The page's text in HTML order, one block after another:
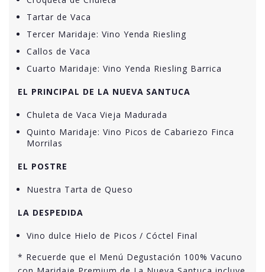
Tartar de Vaca
Tercer Maridaje: Vino Yenda Riesling
Callos de Vaca
Cuarto Maridaje: Vino Yenda Riesling Barrica
EL PRINCIPAL DE LA NUEVA SANTUCA
Chuleta de Vaca Vieja Madurada
Quinto Maridaje: Vino Picos de Cabariezo Finca
Morrilas
EL POSTRE
Nuestra Tarta de Queso
LA DESPEDIDA
Vino dulce Hielo de Picos / Cóctel Final
* Recuerde que el Menú Degustación 100% Vacuno